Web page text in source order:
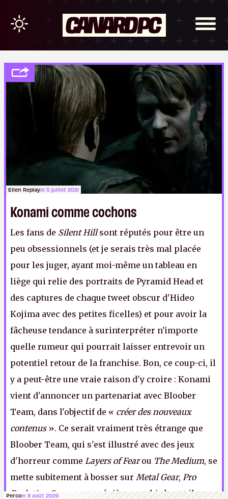
Ellen Replayle 5 juillet 2021
Konami comme cochons
Les fans de Silent Hillsont réputés pour être un
peu obsessionnels (et je serais très mal placée
pour les juger, ayant moi-même un tableau en
liège qui relie des portraits de Pyramid Head et
des captures de chaque tweet obscur d'Hideo
Kojima avec des petites ficelles) et pour avoir la
fâcheuse tendance à surinterpréter n'importe
quelle rumeur qui pourrait laisser entrevoir un
potentiel retour de la franchise. Bon, ce coup-ci, il
y a peut-être une vraie raison d'y croire : Konami
vient d'annoncer un partenariat avec Bloober
Team, dans l'objectif de « créer des nouveaux
contenus». Ce serait vraiment très étrange que
Bloober Team, qui s'est illustré avec des jeux
d'horreur comme Layers of Fearou The Medium, se
mette subitement à bosser sur Metal Gear, Pro
Evolution Soccerou un énième pachinko, et ils
Percole 8 août 2026